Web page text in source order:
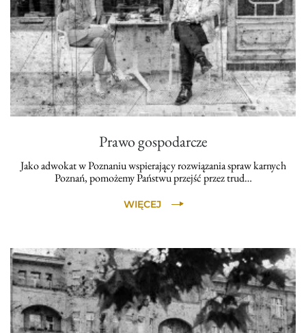
Prawo gospodarcze
Jako adwokat w Poznaniu wspierający rozwiązania spraw karnych
Poznań, pomożemy Państwu przejść przez trud…
WIĘCEJ